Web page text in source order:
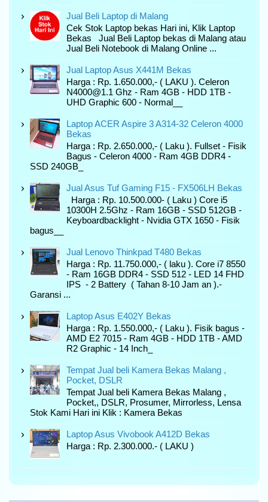
Jual Beli Laptop di Malang
Cek Stok Laptop bekas Hari ini, Klik Laptop
Bekas Jual Beli Laptop bekas di Malang atau
Jual Beli Notebook di Malang Online ...
Jual Laptop Asus X441M Bekas
Harga : Rp. 1.650.000,- ( LAKU ). Celeron
N4000@1.1 Ghz - Ram 4GB - HDD 1TB -
UHD Graphic 600 - Normal__
Laptop ACER Aspire 3 A314-32 Celeron 4000
Bekas
Harga : Rp. 2.650.000,- ( Laku ). Fullset - Fisik
Bagus - Celeron 4000 - Ram 4GB DDR4 -
SSD 240GB_
Jual Asus Tuf Gaming F15 - FX506LH Bekas
Harga : Rp. 10.500.000- ( Laku ) Core i5
10300H 2.5Ghz - Ram 16GB - SSD 512GB -
Keyboardbacklight - Nvidia GTX 1650 - Fisik
bagus__
Jual Lenovo Thinkpad T480 Bekas
Harga : Rp. 11.750.000,- ( laku ). Core i7 8550
- Ram 16GB DDR4 - SSD 512 - LED 14 FHD
IPS - 2 Battery ( Tahan 8-10 Jam an ).-
Garansi ...
Laptop Asus E402Y Bekas
Harga : Rp. 1.550.000,- ( Laku ). Fisik bagus -
AMD E2 7015 - Ram 4GB - HDD 1TB - AMD
R2 Graphic - 14 Inch_
Tempat Jual beli Kamera Bekas Malang ,
Pocket, DSLR
Tempat Jual beli Kamera Bekas Malang ,
Pocket,, DSLR, Prosumer, Mirrorless, Lensa
Stok Kami Hari ini Klik : Kamera Bekas
Laptop Asus Vivobook A412D Bekas
Harga : Rp. 2.300.000.- ( LAKU )